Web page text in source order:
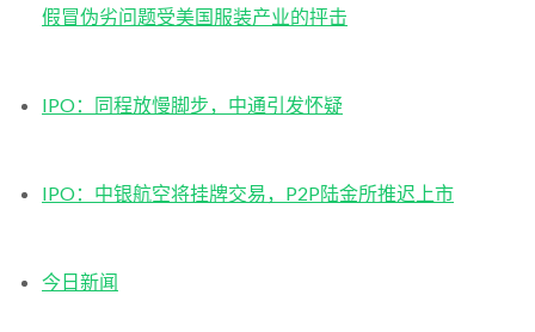
假冒伪劣问题受美国服装产业的抨击
IPO：同程放慢脚步，中通引发怀疑
IPO：中银航空将挂牌交易，P2P陆金所推迟上市
今日新闻